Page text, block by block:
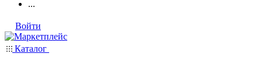
...
Войти
Каталог